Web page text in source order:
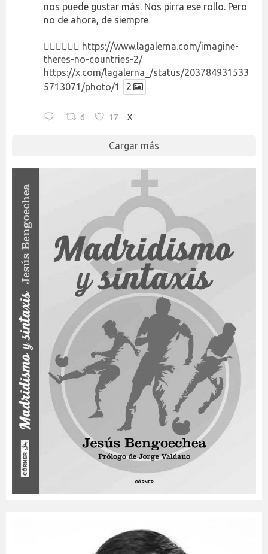
nos puede gustar más. Nos pirra ese rollo. Pero
no de ahora, de siempre
👉🏻👉🏻👉🏻 https://www.lagalerna.com/imagine-
theres-no-countries-2/
https://x.com/lagalerna_/status/203784931533
5713071/photo/1
2
6 17 X
Cargar más